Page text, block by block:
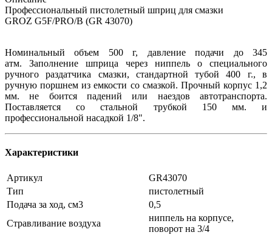
Профессиональный пистолетный шприц для смазки
GROZ G5F/PRO/B (GR 43070)
Номинальный объем 500 г, давление подачи до 345
атм. Заполнение шприца через ниппель о специального
ручного раздатчика смазки, стандартной тубой 400 г., в
ручную поршнем из емкости со смазкой. Прочный корпус 1,2
мм. не боится падений или наездов автотранспорта.
Поставляется со стальной трубкой 150 мм. и
профессиональной насадкой 1/8".
Характеристики
Артикул
GR43070
Тип
пистолетный
Подача за ход, см3
0,5
Стравливание воздуха
ниппель на корпусе,
поворот на 3/4